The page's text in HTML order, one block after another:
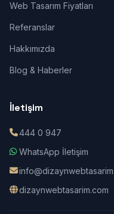
Web Tasarım Fiyatları
Referanslar
Hakkımızda
Blog & Haberler
İletişim
444 0 947
WhatsApp İletişim
dizaynwebtasarim.com